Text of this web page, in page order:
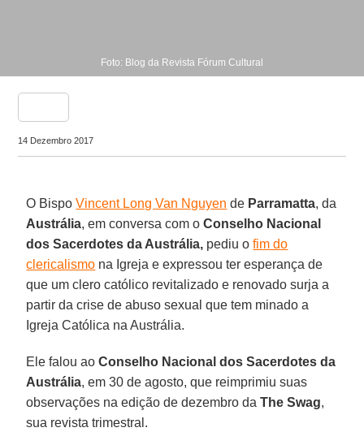
Foto: Blog da Revista Fórum Cultural
14 Dezembro 2017
O BispoVincent Long Van Nguyen de Parramatta, da
Austrália, em conversa com oConselho Nacional
dos Sacerdotes da Austrália, pediu ofim do
clericalismo na Igreja e expressou ter esperança de
que um clero católico revitalizado e renovado surja a
partir da crise de abuso sexual que tem minado a
Igreja Católica na Austrália.
Ele falou aoConselho Nacional dos Sacerdotes da
Austrália, em 30 de agosto, que reimprimiu suas
observações na edição de dezembro daThe Swag,
sua revista trimestral.